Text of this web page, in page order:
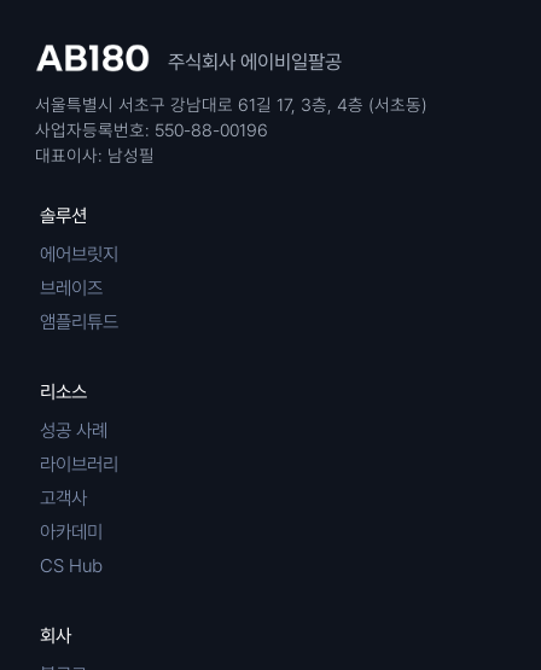
주식회사 에이비일팔공
서울특별시 서초구 강남대로 61길 17, 3층, 4층 (서초동)
사업자등록번호: 550-88-00196
대표이사: 남성필
솔루션
에어브릿지
브레이즈
앰플리튜드
리소스
성공 사례
라이브러리
고객사
아카데미
CS Hub
회사